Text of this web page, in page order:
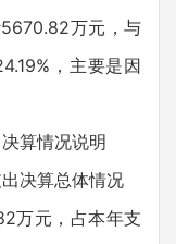
万元，与
，主要是因
算情况说明
决算总体情况
元，占本年支